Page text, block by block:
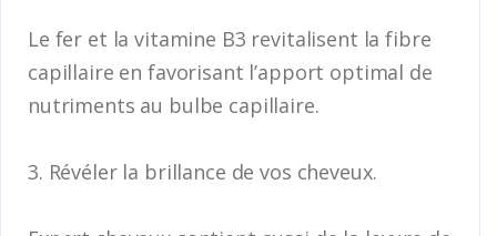
Le fer et la vitamine B3 revitalisent la fibre
capillaire en favorisant l’apport optimal de
nutriments au bulbe capillaire.
3. Révéler la brillance de vos cheveux.